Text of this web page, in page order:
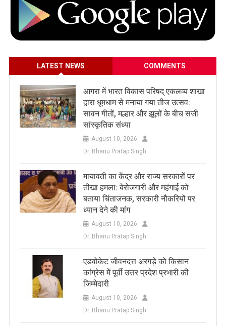
LATEST NEWS COMMENTS
आगरा में भारत विकास परिषद् एकलव्य शाखा
द्वारा धूमधाम से मनाया गया तीज उत्सव:
सावन गीतों, मल्हार और झूलों के बीच सजी
सांस्कृतिक संध्या
August 10, 2026
Dr. Bhanu Pratap Singh
मायावती का केंद्र और राज्य सरकारों पर
तीखा हमला: बेरोजगारी और महंगाई को
बताया चिंताजनक, सरकारी नौकरियों पर
ध्यान देने की मांग
August 10, 2026
Dr. Bhanu Pratap Singh
एडवोकेट जीवनदत्त अरगड़े को किसान
कांग्रेस में पूर्वी उत्तर प्रदेश प्रभारी की
जिम्मेदारी
August 10, 2026
Dr. Bhanu Pratap Singh